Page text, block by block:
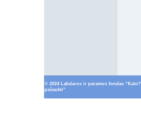
© 2024 Labdaros ir paramos fondas “Kaln?
pašaukti”